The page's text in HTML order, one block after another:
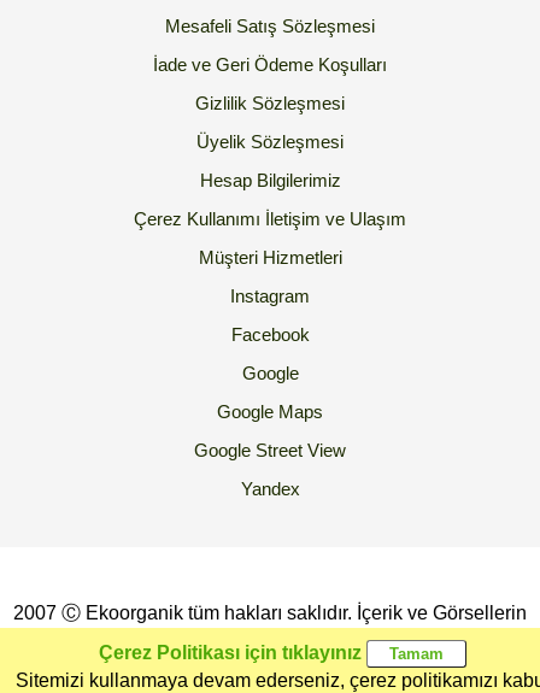
Mesafeli Satış Sözleşmesi
İade ve Geri Ödeme Koşulları
Gizlilik Sözleşmesi
Üyelik Sözleşmesi
Hesap Bilgilerimiz
Çerez Kullanımı İletişim ve Ulaşım
Müşteri Hizmetleri
Instagram
Facebook
Google
Google Maps
Google Street View
Yandex
Çerez Politikası için tıklayınız
Sitemizi kullanmaya devam ederseniz, çerez politikamızı
2007 Ⓒ Ekoorganik tüm hakları saklıdır. İçerik ve Görsellerin
İzinsiz Kopyalanması yada Kullanılması Yasaktır.